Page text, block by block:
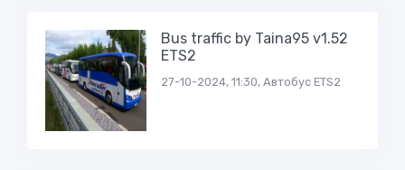
Bus traffic by Taina95 v1.52
ETS2
27-10-2024, 11:30, Автобус ETS2